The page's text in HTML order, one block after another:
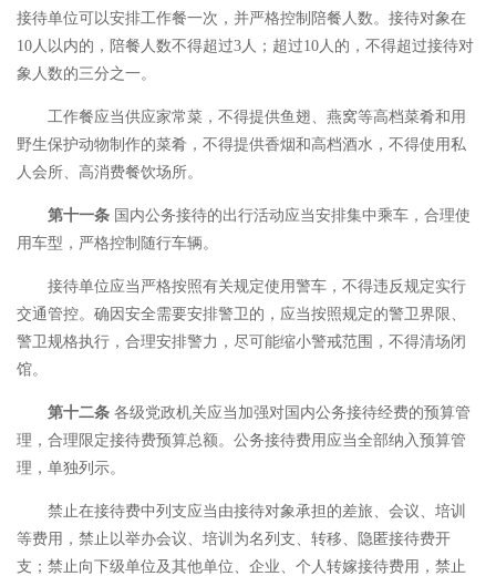
接待单位可以安排工作餐一次，并严格控制陪餐人数。接待对象在
10人以内的，陪餐人数不得超过3人；超过10人的，不得超过接待对
象人数的三分之一。
工作餐应当供应家常菜，不得提供鱼翅、燕窝等高档菜肴和用
野生保护动物制作的菜肴，不得提供香烟和高档酒水，不得使用私
人会所、高消费餐饮场所。
第十一条 国内公务接待的出行活动应当安排集中乘车，合理使
用车型，严格控制随行车辆。
接待单位应当严格按照有关规定使用警车，不得违反规定实行
交通管控。确因安全需要安排警卫的，应当按照规定的警卫界限、
警卫规格执行，合理安排警力，尽可能缩小警戒范围，不得清场闭
馆。
第十二条 各级党政机关应当加强对国内公务接待经费的预算管
理，合理限定接待费预算总额。公务接待费用应当全部纳入预算管
理，单独列示。
禁止在接待费中列支应当由接待对象承担的差旅、会议、培训
等费用，禁止以举办会议、培训为名列支、转移、隐匿接待费开
支；禁止向下级单位及其他单位、企业、个人转嫁接待费用，禁止